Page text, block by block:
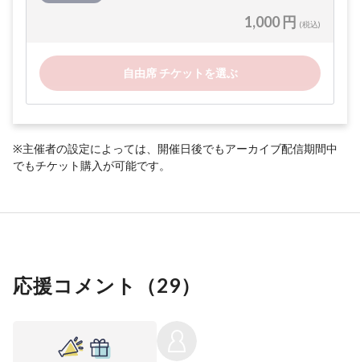
1,000 円 (税込)
自由席 チケットを選ぶ
※主催者の設定によっては、開催日後でもアーカイブ配信期間中
でもチケット購入が可能です。
応援コメント（29）